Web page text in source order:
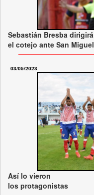
Sebastián Bresba dirigirá
el cotejo ante San Miguel
03/05/2023
Así lo vieron
los protagonistas